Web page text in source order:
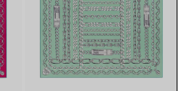
4 Couleurs